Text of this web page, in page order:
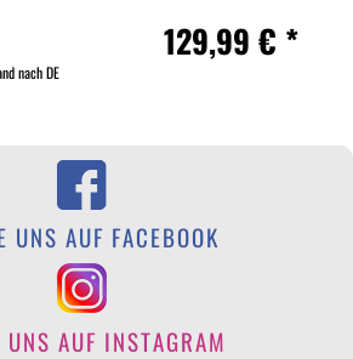
129,99 € *
nach DE
UNS AUF FACEBOOK
UNS AUF INSTAGRAM